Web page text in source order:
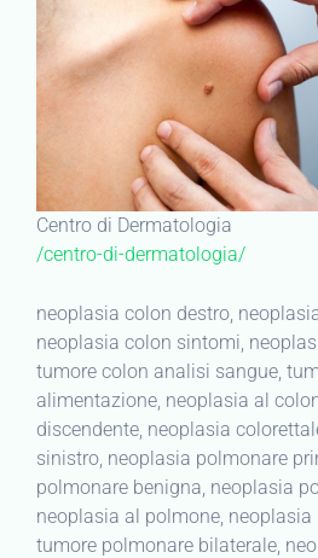
Centro di Dermatologia
/centro-di-dermatologia/
neoplasia colon destro,
neoplasia colon sintomi,
tumore colon analisi sangue,
alimentazione, neoplasia al
discendente, neoplasia
sinistro, neoplasia polmonare
polmonare benigna, neoplasia
neoplasia al polmone, neoplasia
tumore polmonare bilaterale,